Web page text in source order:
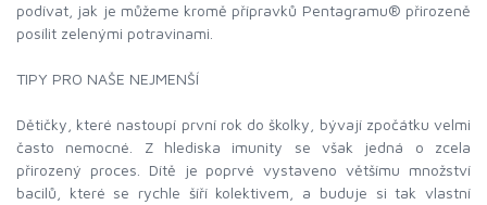
podívat, jak je můžeme kromě přípravků Pentagramu® přirozeně
posílit zelenými potravinami.
TIPY PRO NAŠE NEJMENŠÍ
Dětičky, které nastoupí první rok do školky, bývají zpočátku velmi
často nemocné. Z hlediska imunity se však jedná o zcela
přirozený proces. Dítě je poprvé vystaveno většímu množství
bacilů, které se rychle šíří kolektivem, a buduje si tak vlastní